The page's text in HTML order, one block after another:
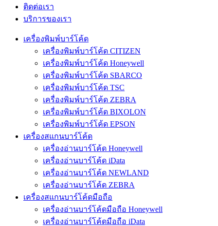
ติดต่อเรา
บริการของเรา
เครื่องพิมพ์บาร์โค้ด
เครื่องพิมพ์บาร์โค้ด CITIZEN
เครื่องพิมพ์บาร์โค้ด Honeywell
เครื่องพิมพ์บาร์โค้ด SBARCO
เครื่องพิมพ์บาร์โค้ด TSC
เครื่องพิมพ์บาร์โค้ด ZEBRA
เครื่องพิมพ์บาร์โค้ด BIXOLON
เครื่องพิมพ์บาร์โค้ด EPSON
เครื่องสแกนบาร์โค้ด
เครื่องอ่านบาร์โค้ด Honeywell
เครื่องอ่านบาร์โค้ด iData
เครื่องอ่านบาร์โค้ด NEWLAND
เครื่องอ่านบาร์โค้ด ZEBRA
เครื่องสแกนบาร์โค้ดมือถือ
เครื่องอ่านบาร์โค้ดมือถือ Honeywell
เครื่องอ่านบาร์โค้ดมือถือ iData